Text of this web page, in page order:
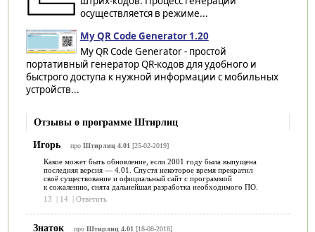
осуществляется в режиме...
My QR Code Generator 1.20
My QR Code Generator - простой
портативный генератор QR-кодов для удобного и
быстрого доступа к нужной информации с мобильных
устройств...
Отзывы о программе Штирлиц
Игорь
про Штирлиц 4.01 [25-02-2019]
Какое может быть обновление, если 2001 году была выпущена
последняя версия — 4.01. Спустя некоторое время прекратил
своё существование и официальный сайт с программой
к сожалению, снята дальнейшая разработка необходимого ПО.
13
14 Ответить
Знаток про Штирлиц 4.01[18-08-2018]